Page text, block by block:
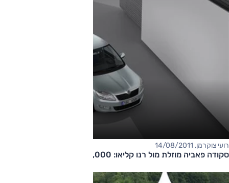
רועי צוקרמן, 14/08/2011
סקודה פאביה מוזלת מול רנו קליאו: 69,000 שקל